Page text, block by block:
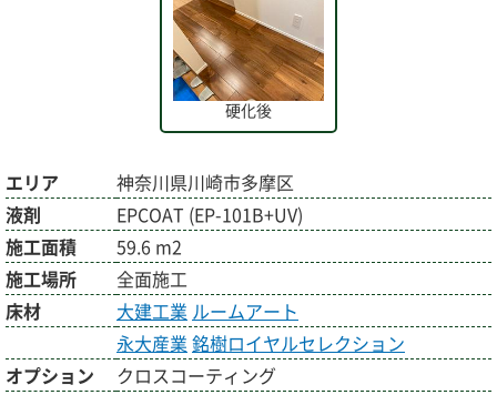
硬化後
エリア
神奈川県川崎市多摩区
液剤
EPCOAT (EP-101B+UV)
施工面積
59.6 m2
施工場所
全面施工
床材
大建工業 ルームアート
永大産業 銘樹ロイヤルセレクション
オプション
クロスコーティング